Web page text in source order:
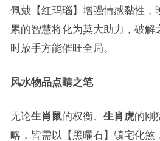
佩戴【红玛瑙】增强情感黏性，
累的智慧将化为莫大助力，破解
时放手方能催旺全局。
风水物品点睛之笔
无论生肖鼠的权衡、 生肖虎的刚
略，皆需以【黑曜石】镇宅化煞